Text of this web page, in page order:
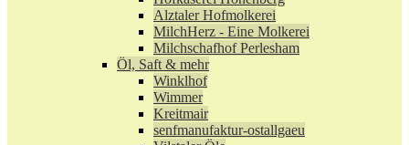
Alztaler Hofmolkerei
MilchHerz - Eine Molkerei
Milchschafhof Perlesham
Öl, Saft & mehr
Winklhof
Wimmer
Kreitmair
senfmanufaktur-ostallgaeu